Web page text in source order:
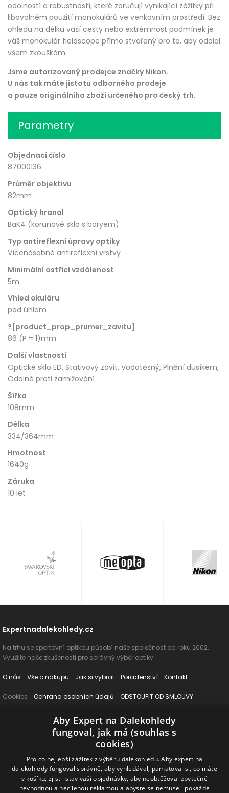
odolností a robustností, které zaručují vynikající zážitky při
libovolném použití monokulárů ve venkovním prostředí. Bez
ohledu na délku vaší cesty nebo extrémnost podmínek je
váš monokulár fieldscope přímo stvořený pro to, aby odolal
všem zkouškám.
Jsme autorizovaný prodejce značky Nikon.
U nás tak máte jistotu odborného prodeje
a pouze originálního zboží určeného pro český trh.
Parametry
Objednací číslo
87000136
Průměr objektivu
82mm
Optický hranol
BaK4 (korunové sklo s baryem)
Typ antireflexní úpravy optiky
Vícenásobné antireflexní vrstvy
Minimální ostřící vzdálenost
5m
Vhled okuláru
pod úhlem
?[product_prop_prumer_zavitu]
86 (P = 1)mm
Další vlastnosti
Optické sklo ED, Stativový závit, Vodotěsný, Plnění dusíkem,
Odolné proti zamlžování
Šířka
108mm
Délka
334/364mm
Hmotnost
1640g
Záruka
10 let
Expertnadalekohledy.cz
Na trhu se sportovní optikou působí naše společnost od roku 2002.
Využijte naše zkušenosti pro správný výběr optiky.
O nás Vše o nákupu Jak si vybrat Poradenství Kontakt
Cookies Ochrana osobních údajů ODSTOUPIT OD SMLOUVY
Naše produkty
Dálkoměry Příslušenství
Sledujte nás na sociálních sítích
Aby Expert na Dalekohledy
fungoval, jak má (souhlas s
cookies)
Pro co nejlepší zážitek z výběru dalekohledu. Aby expert na
dalekohledy fungoval správně, aby vyhledával, pamatoval si, co máte
v košíku, zjistil stav vaší objednávky, aby neobtěžoval zbytečně
nevhodnou a necílenou reklamou a abyste se nemuseli pokaždé